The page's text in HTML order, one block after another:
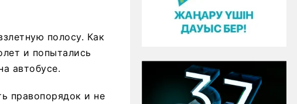
полосу. Как
и попытались
автобусе.
правопорядок и не